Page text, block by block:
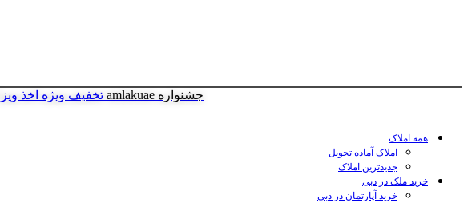
جشنواره amlakuae تخفیف ویژه اخذ ویزا
همه املاک
املاک آماده تحویل
جدیدترین املاک
خرید ملک در دبی
خرید آپارتمان در دبی